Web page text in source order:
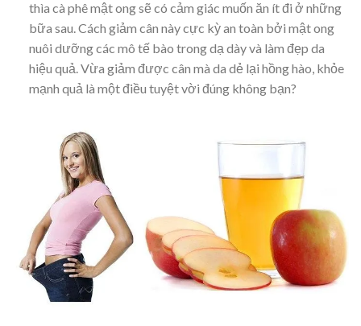
thìa cà phê mật ong sẽ có cảm giác muốn ăn ít đi ở những
bữa sau. Cách giảm cân này cực kỳ an toàn bởi mật ong
nuôi dưỡng các mô tế bào trong dạ dày và làm đẹp da
hiệu quả. Vừa giảm được cân mà da dẻ lại hồng hào, khỏe
mạnh quả là một điều tuyệt vời đúng không bạn?